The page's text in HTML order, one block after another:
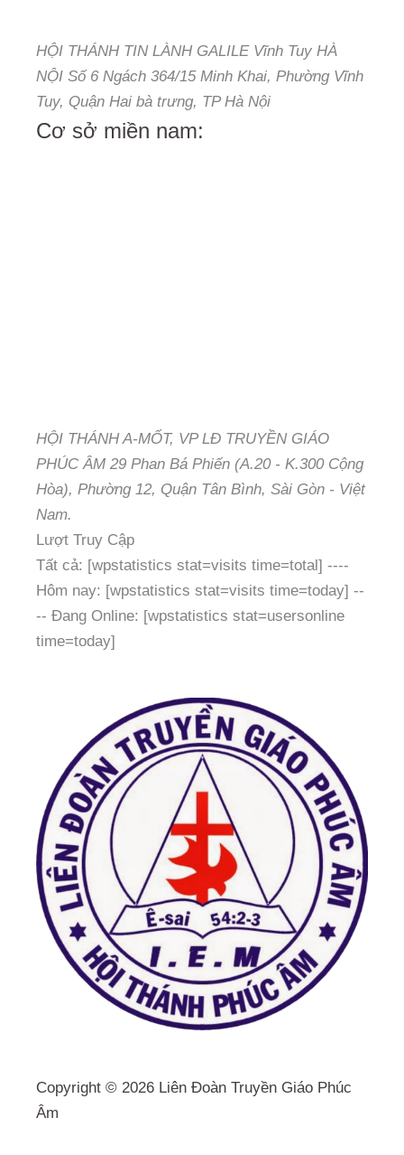
HỘI THÁNH TIN LÀNH GALILE Vĩnh Tuy HÀ
NỘI Số 6 Ngách 364/15 Minh Khai, Phường Vĩnh
Tuy, Quận Hai bà trưng, TP Hà Nội
Cơ sở miền nam:
HỘI THÁNH A-MỐT, VP LĐ TRUYỀN GIÁO
PHÚC ÂM 29 Phan Bá Phiến (A.20 - K.300 Cộng
Hòa), Phường 12, Quận Tân Bình, Sài Gòn - Việt
Nam.
Lượt Truy Cập
Tất cả: [wpstatistics stat=visits time=total] ----
Hôm nay: [wpstatistics stat=visits time=today] --
-- Đang Online: [wpstatistics stat=usersonline
time=today]
Copyright © 2026 Liên Đoàn Truyền Giáo Phúc
Âm